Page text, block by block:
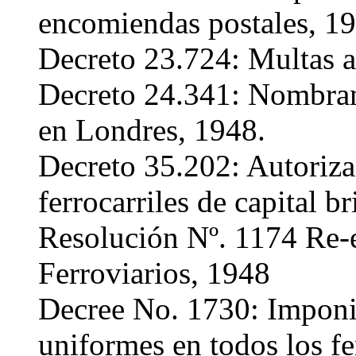
encomiendas postales,
Decreto 23.724: Multas
Decreto 24.341:
en Londres, 1948.
Decreto 35.202:
ferrocarriles de capital
Resolución Nº. 1174
Ferroviarios, 1948
Decree No. 1730:
uniformes en todos los